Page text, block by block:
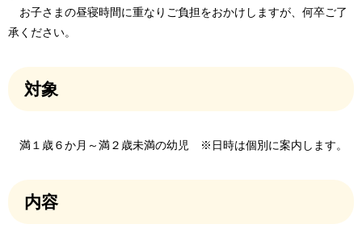
お子さまの昼寝時間に重なりご負担をおかけしますが、何卒ご了
承ください。
対象
満１歳６か月～満２歳未満の幼児 ※日時は個別に案内します。
内容